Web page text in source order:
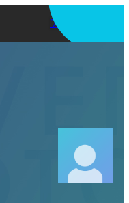
アプリを使う